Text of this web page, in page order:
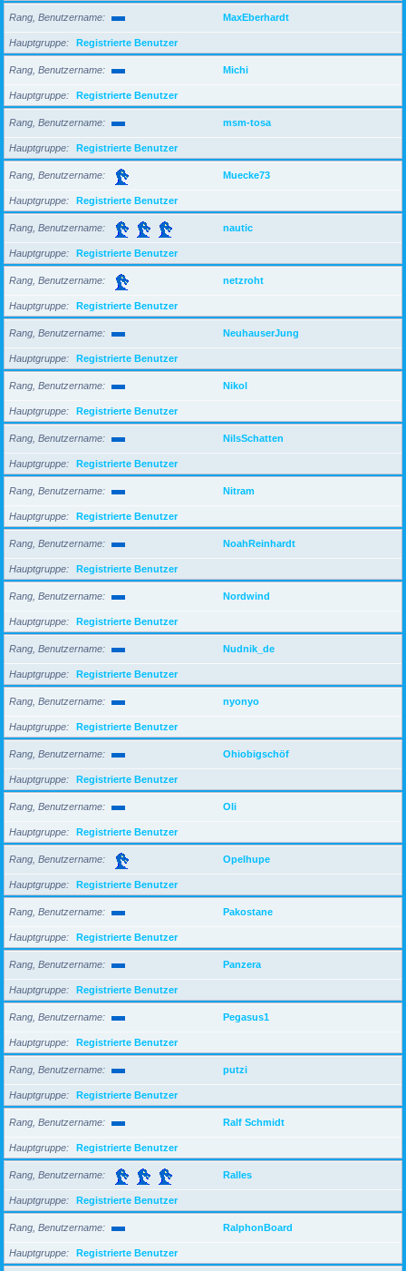
Rang, Benutzername MaxEberhardt
Hauptgruppe Registrierte Benutzer
Rang, Benutzername Michi
Hauptgruppe Registrierte Benutzer
Rang, Benutzername msm-tosa
Hauptgruppe Registrierte Benutzer
Rang, Benutzername Muecke73
Hauptgruppe Registrierte Benutzer
Rang, Benutzername nautic
Hauptgruppe Registrierte Benutzer
Rang, Benutzername netzroht
Hauptgruppe Registrierte Benutzer
Rang, Benutzername NeuhauserJung
Hauptgruppe Registrierte Benutzer
Rang, Benutzername Nikol
Hauptgruppe Registrierte Benutzer
Rang, Benutzername NilsSchatten
Hauptgruppe Registrierte Benutzer
Rang, Benutzername Nitram
Hauptgruppe Registrierte Benutzer
Rang, Benutzername NoahReinhardt
Hauptgruppe Registrierte Benutzer
Rang, Benutzername Nordwind
Hauptgruppe Registrierte Benutzer
Rang, Benutzername Nudnik_de
Hauptgruppe Registrierte Benutzer
Rang, Benutzername nyonyo
Hauptgruppe Registrierte Benutzer
Rang, Benutzername Ohiobigschöf
Hauptgruppe Registrierte Benutzer
Rang, Benutzername Oli
Hauptgruppe Registrierte Benutzer
Rang, Benutzername Opelhupe
Hauptgruppe Registrierte Benutzer
Rang, Benutzername Pakostane
Hauptgruppe Registrierte Benutzer
Rang, Benutzername Panzera
Hauptgruppe Registrierte Benutzer
Rang, Benutzername Pegasus1
Hauptgruppe Registrierte Benutzer
Rang, Benutzername putzi
Hauptgruppe Registrierte Benutzer
Rang, Benutzername Ralf Schmidt
Hauptgruppe Registrierte Benutzer
Rang, Benutzername Ralles
Hauptgruppe Registrierte Benutzer
Rang, Benutzername RalphonBoard
Hauptgruppe Registrierte Benutzer